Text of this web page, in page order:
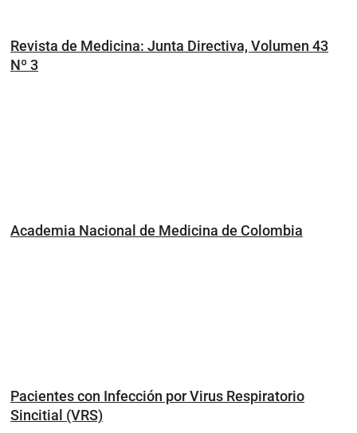
Revista de Medicina: Junta Directiva, Volumen 43
Nº 3
Academia Nacional de Medicina de Colombia
Pacientes con Infección por Virus Respiratorio
Sincitial (VRS)